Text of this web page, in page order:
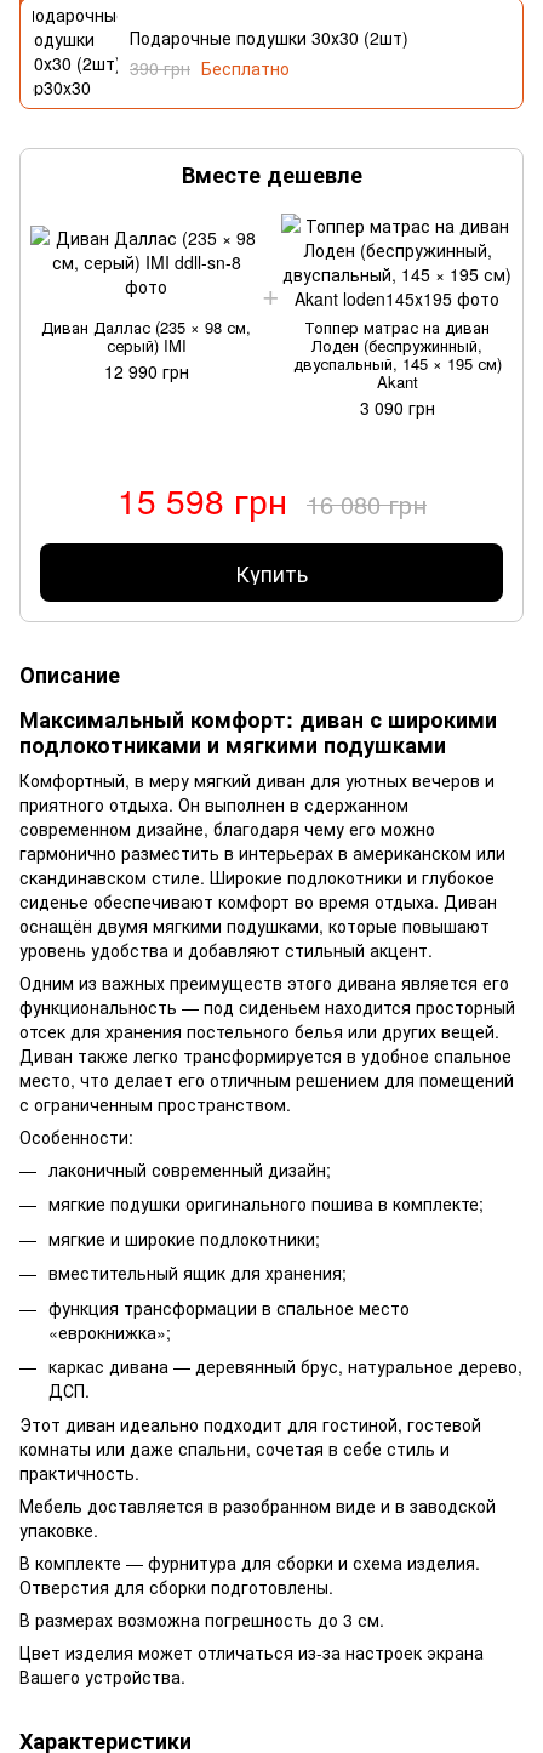
Подарочные подушки 30х30 (2шт)
390 грн Бесплатно
Вместе дешевле
Диван Даллас (235 × 98 см,
серый) IMI
12 990 грн
Топпер матрас на диван
Лоден (беспружинный,
двуспальный, 145 × 195 см)
Akant
3 090 грн
15 598 грн 16 080 грн
Купить
Описание
Максимальный комфорт: диван с широкими
подлокотниками и мягкими подушками
Комфортный, в меру мягкий диван для уютных вечеров и
приятного отдыха. Он выполнен в сдержанном
современном дизайне, благодаря чему его можно
гармонично разместить в интерьерах в американском или
скандинавском стиле. Широкие подлокотники и глубокое
сиденье обеспечивают комфорт во время отдыха. Диван
оснащён двумя мягкими подушками, которые повышают
уровень удобства и добавляют стильный акцент.
Одним из важных преимуществ этого дивана является его
функциональность — под сиденьем находится просторный
отсек для хранения постельного белья или других вещей.
Диван также легко трансформируется в удобное спальное
место, что делает его отличным решением для помещений
с ограниченным пространством.
Особенности:
лаконичный современный дизайн;
мягкие подушки оригинального пошива в комплекте;
мягкие и широкие подлокотники;
вместительный ящик для хранения;
функция трансформации в спальное место
«еврокнижка»;
каркас дивана — деревянный брус, натуральное дерево,
ДСП.
Этот диван идеально подходит для гостиной, гостевой
комнаты или даже спальни, сочетая в себе стиль и
практичность.
Мебель доставляется в разобранном виде и в заводской
упаковке.
В комплекте — фурнитура для сборки и схема изделия.
Отверстия для сборки подготовлены.
В размерах возможна погрешность до 3 см.
Цвет изделия может отличаться из-за настроек экрана
Вашего устройства.
Характеристики